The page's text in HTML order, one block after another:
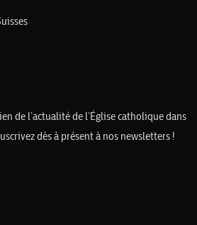
de l’actualité de l’Église catholique dans
dès à présent à nos newsletters !